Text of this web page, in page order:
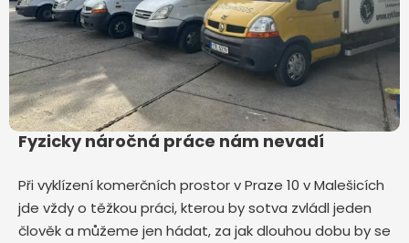
Fyzicky náročná práce nám nevadí
Při vyklízení komerčních prostor v Praze 10 v Malešicích
jde vždy o těžkou práci, kterou by sotva zvládl jeden
člověk a můžeme jen hádat, za jak dlouhou dobu by se